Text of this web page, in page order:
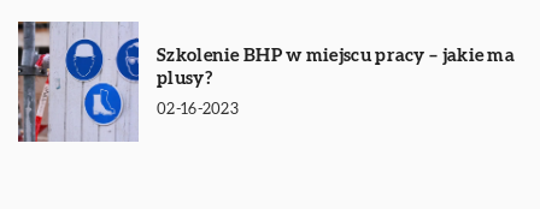
Szkolenie BHP w miejscu pracy – jakie ma
plusy?
02-16-2023